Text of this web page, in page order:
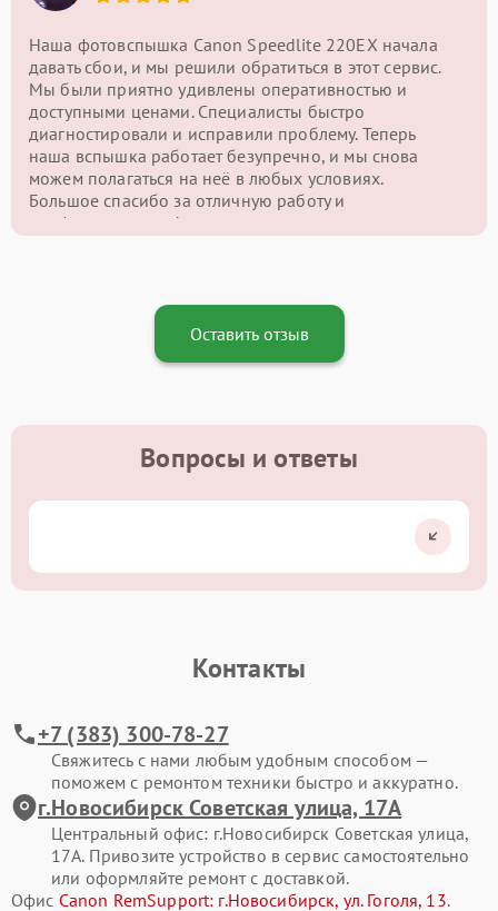
Наша фотовспышка Canon Speedlite 220EX начала
давать сбои, и мы решили обратиться в этот сервис.
Мы были приятно удивлены оперативностью и
доступными ценами. Специалисты быстро
диагностировали и исправили проблему. Теперь
наша вспышка работает безупречно, и мы снова
можем полагаться на неё в любых условиях.
Большое спасибо за отличную работу и
профессионализм!
Оставить отзыв
Вопросы и ответы
Контакты
+7 (383) 300-78-27
Свяжитесь с нами любым удобным способом —
поможем с ремонтом техники быстро и аккуратно.
г.Новосибирск Советская улица, 17А
Центральный офис: г.Новосибирск Советская улица,
17А. Привозите устройство в сервис самостоятельно
или оформляйте ремонт с доставкой.
Офис Canon RemSupport: г.Новосибирск, ул. Гоголя, 13.